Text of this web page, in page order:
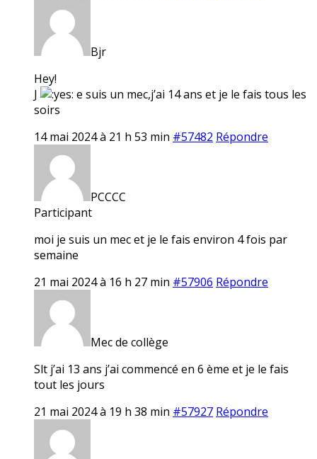
Bjr
Hey!
J
e suis un mec,j’ai 14 ans et je le fais tous les
soirs
14 mai 2024 à 21 h 53 min #57482 Répondre
PCCCC
Participant
moi je suis un mec et je le fais environ 4 fois par
semaine
21 mai 2024 à 16 h 27 min #57906 Répondre
Mec de collège
Slt j’ai 13 ans j’ai commencé en 6 ème et je le fais
tout les jours
21 mai 2024 à 19 h 38 min #57927 Répondre